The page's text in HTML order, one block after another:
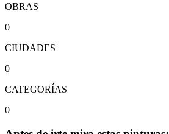
OBRAS
0
CIUDADES
0
CATEGORÍAS
0